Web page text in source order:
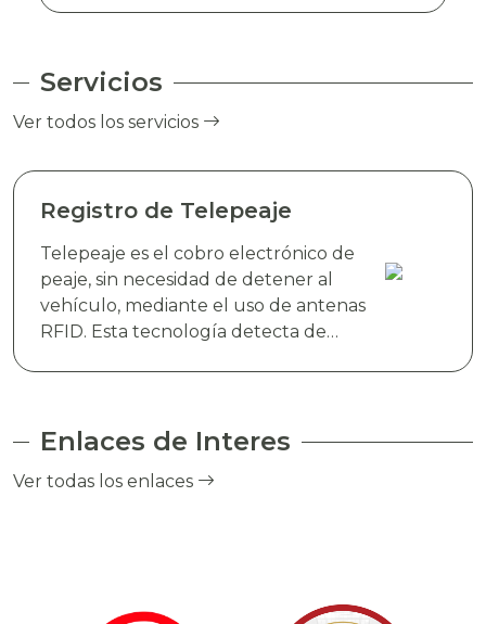
Servicios
Ver todos los servicios
Registro de Telepeaje
Telepeaje es el cobro electrónico de
peaje, sin necesidad de detener al
vehículo, mediante el uso de antenas
RFID. Esta tecnología detecta de
el cobro de peaje a través del debito
usuario.
Enlaces de Interes
Ver todas los enlaces